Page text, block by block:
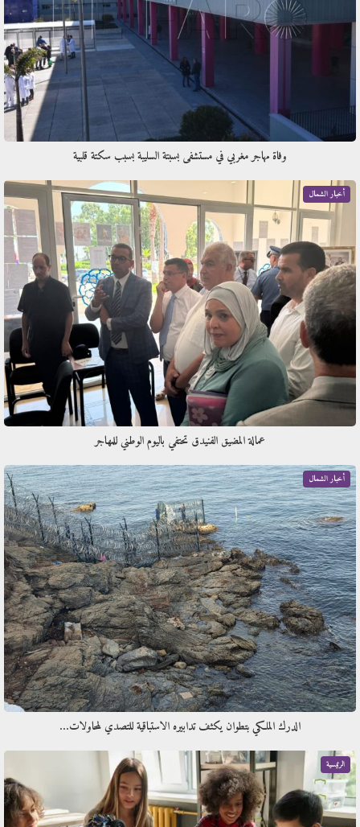
وفاة مهاجر مغربي في مستشفى بسبتة السليبة بسبب سكتة قلبية
أخبار الشمال
عمالة المضيق الفنيدق تحتفي باليوم الوطني للمهاجر
أخبار الشمال
الدرك الملكي بتطوان يكثف تدابيره الاستباقية للتصدي لمحاولات…
الرئيسية